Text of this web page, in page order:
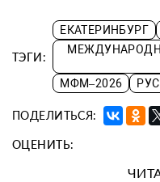
ТЭГИ:
ЕКАТЕРИНБУРГ
МФМ–2026
ПОДЕЛИТЬСЯ:
ОЦЕНИТЬ: